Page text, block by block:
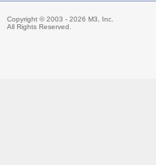
Copyright © 2003 - 2026 M3, Inc.
All Rights Reserved.